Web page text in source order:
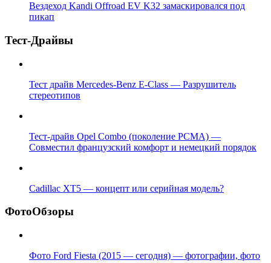
Вездеход Kandi Offroad EV K32 замаскировался под
пикап
Тест-Драйвы
Тест драйв Mercedes-Benz E-Class — Разрушитель
стереотипов
Тест-драйв Opel Combo (поколение PCMA) —
Совместил французский комфорт и немецкий порядок
Cadillac XT5 — концепт или серийная модель?
ФотоОбзоры
Фото Ford Fiesta (2015 — сегодня) — фотографии, фото